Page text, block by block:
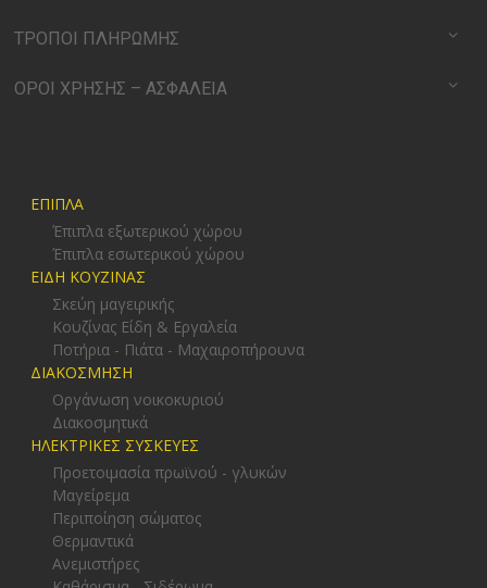
ΤΡΟΠΟΙ ΠΛΗΡΩΜΗΣ
ΟΡΟΙ ΧΡΗΣΗΣ – ΑΣΦΑΛΕΙΑ
ΕΠΙΠΛΑ
Έπιπλα εξωτερικού χώρου
Έπιπλα εσωτερικού χώρου
ΕΙΔΗ ΚΟΥΖΙΝΑΣ
Σκεύη μαγειρικής
Κουζίνας Είδη & Εργαλεία
Ποτήρια - Πιάτα - Μαχαιροπήρουνα
ΔΙΑΚΟΣΜΗΣΗ
Οργάνωση νοικοκυριού
Διακοσμητικά
ΗΛΕΚΤΡΙΚΕΣ ΣΥΣΚΕΥΕΣ
Προετοιμασία πρωϊνού - γλυκών
Μαγείρεμα
Περιποίηση σώματος
Θερμαντικά
Ανεμιστήρες